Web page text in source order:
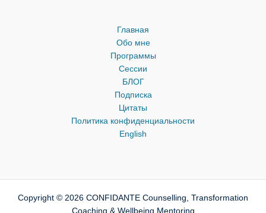
Главная
Обо мне
Программы
Сессии
БЛОГ
Подписка
Цитаты
Политика конфиденциальности
English
Copyright © 2026 CONFIDANTE Counselling, Transformation
Coaching & Wellbeing Mentoring